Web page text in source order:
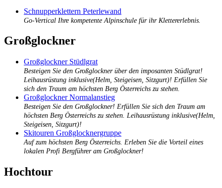
Schnupperklettern Peterlewand
Go-Vertical Ihre kompetente Alpinschule für ihr Klettererlebnis.
Großglockner
Großglockner Stüdlgrat
Besteigen Sie den Großglockner über den imposanten Stüdlgrat!
Leihausrüstung inklusive(Helm, Steigeisen, Sitzgurt)! Erfüllen Sie
sich den Traum am höchsten Berg Österreichs zu stehen.
Großglockner Normalanstieg
Besteigen Sie den Großglockner! Erfüllen Sie sich den Traum am
höchsten Berg Österreichs zu stehen. Leihausrüstung inklusive(Helm,
Steigeisen, Sitzgurt)!
Skitouren Großglocknergruppe
Auf zum höchsten Berg Österreichs. Erleben Sie die Vorteil eines
lokalen Profi Bergführer am Großglockner!
Hochtour